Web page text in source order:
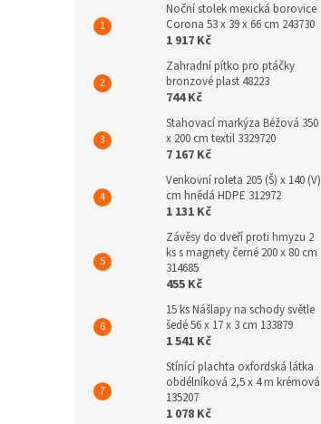
Noční stolek mexická borovice
Corona 53 x 39 x 66 cm 243730
1 917 Kč
Zahradní pítko pro ptáčky
bronzové plast 48223
744 Kč
Stahovací markýza Béžová 350
x 200 cm textil 3329720
7 167 Kč
Venkovní roleta 205 (Š) x 140 (V)
cm hnědá HDPE 312972
1 131 Kč
Závěsy do dveří proti hmyzu 2
ks s magnety černé 200 x 80 cm
314685
455 Kč
15 ks Nášlapy na schody světle
šedé 56 x 17 x 3 cm 133879
1 541 Kč
Stínící plachta oxfordská látka
obdélníková 2,5 x 4 m krémová
135207
1 078 Kč